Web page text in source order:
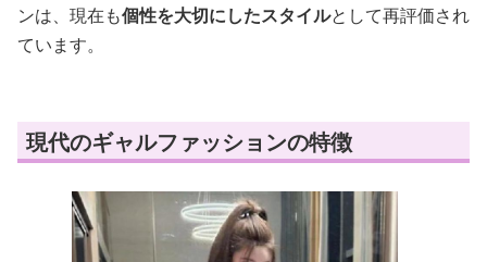
ンは、現在も個性を大切にしたスタイルとして再評価され
ています。
現代のギャルファッションの特徴